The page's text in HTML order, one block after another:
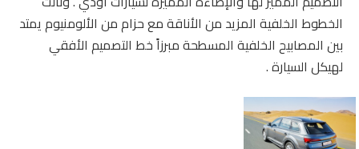
الخطوط الخلفية المزيد من الأناقة مع حزام من الألومنيوم يمتد
بين المصابيح الخلفية المسطحة مبرزاً خط التصميم الأفقي
لهيكل السيارة .